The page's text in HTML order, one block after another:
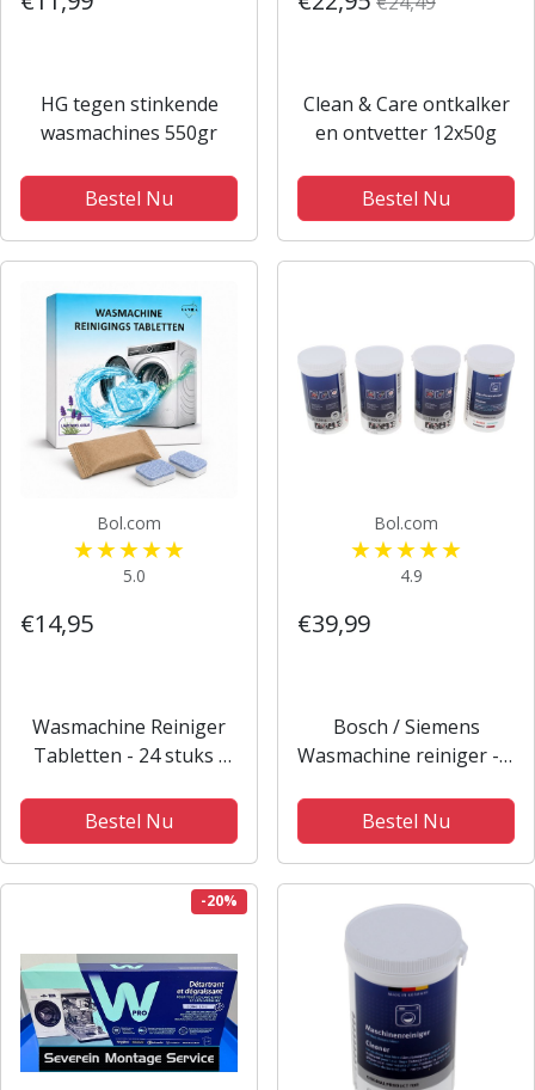
HG tegen stinkende
wasmachines 550gr
Bestel Nu
Clean & Care ontkalker
en ontvetter 12x50g
Bestel Nu
Bol.com
5.0
€14,95
Wasmachine Reiniger
Tabletten - 24 stuks -
Wasmachinereiniger
Tegen Kalk, Vuil,
Geurtjes & Vetluis -
Bestel Nu
Bol.com
4.9
€39,99
Bosch / Siemens
Wasmachine reiniger - 4
Bestel Nu
-20%